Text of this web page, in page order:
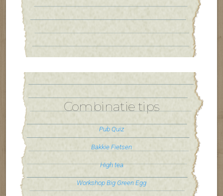
Combinatie tips
Pub Quiz
Bakkie Fietsen
High tea
Workshop Big Green Egg